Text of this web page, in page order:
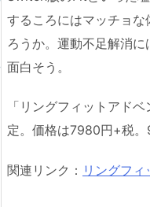
するころにはマッチョ
ろうか。運動不足解消
面白そう。
「リングフィットアド
定。価格は7980円+税。
関連リンク： リングフ